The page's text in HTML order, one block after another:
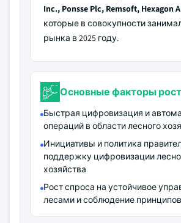
Inc., Ponsse Plc, Remsoft, Hexagon
которые в совокупности
рынка в 2025 году.
Основные факторы
Быстрая цифровизация и
операций в области лесного
Инициативы и политика
поддержку цифровизации
хозяйства
Рост спроса на устойчивое
лесами и соблюдение принципов